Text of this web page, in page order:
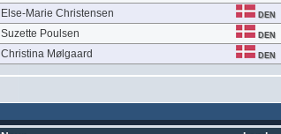
Else-Marie Christensen DEN
Suzette Poulsen DEN
Christina Mølgaard DEN